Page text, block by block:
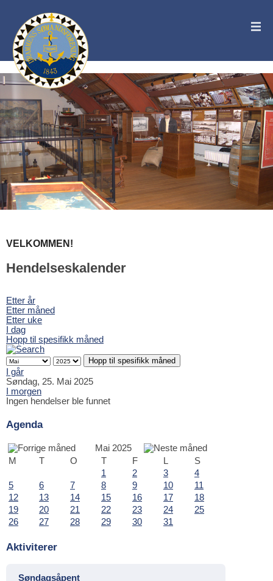
VELKOMMEN!
Hendelseskalender
Etter år
Etter måned
Etter uke
I dag
Hopp til spesifikk måned
Hopp til spesifikk måned
I går
Søndag, 25. Mai 2025
I morgen
Ingen hendelser ble funnet
Agenda
Mai 2025
M
T O T F L
S
1
2 3
4
5
6 7 8 9 10
11
12
13 14 15 16 17
18
19
20 21 22 23 24
25
26
27 28 29 30 31
Aktiviterer
Søndagsåpent